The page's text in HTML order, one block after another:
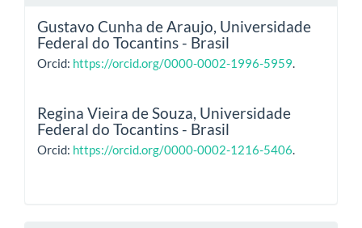
Gustavo Cunha de Araujo, Universidade
Federal do Tocantins - Brasil
Orcid: https://orcid.org/0000-0002-1996-5959.
Regina Vieira de Souza, Universidade
Federal do Tocantins - Brasil
Orcid: https://orcid.org/0000-0002-1216-5406.